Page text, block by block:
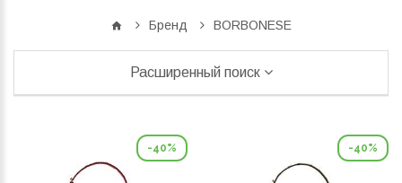
Бренд BORBONESE
Расширенный поиск
-40% -40%